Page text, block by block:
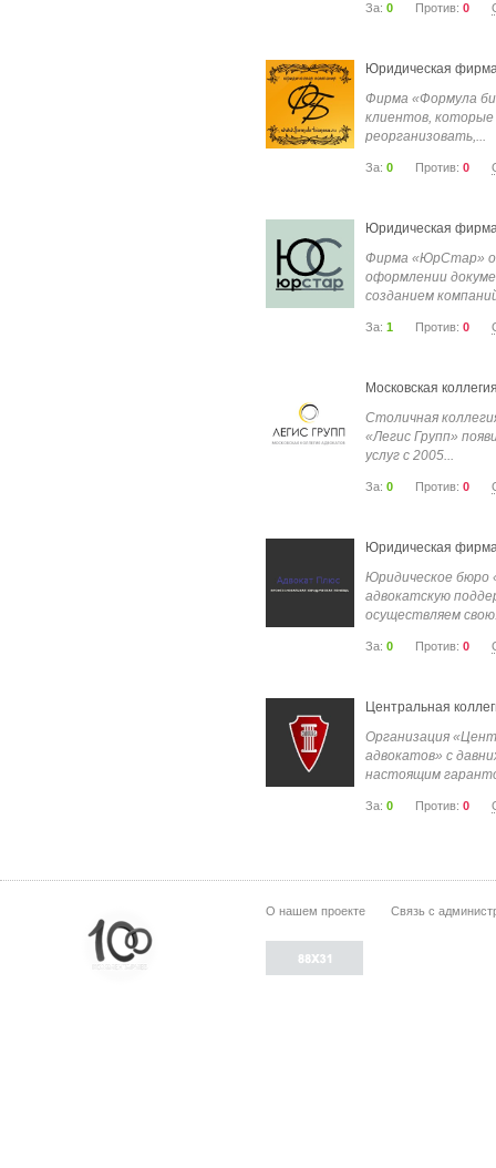
За: 0 Против: 0
Юридическая
Фирма «Формула
клиентов,
реорганизовать,...
За: 0 Против: 0
Юридическая
Фирма «ЮрСтар»
оформлении
созданием
За: 1 Против: 0
Московская
Столичная
«Легис Групп»
услуг с 2005...
За: 0 Против: 0
Юридическая
Юридическое бюро
адвокатскую
осуществляем
За: 0 Против: 0
Центральная
Организация
адвокатов» с
настоящим
За: 0 Против: 0
О нашем проекте Связь с